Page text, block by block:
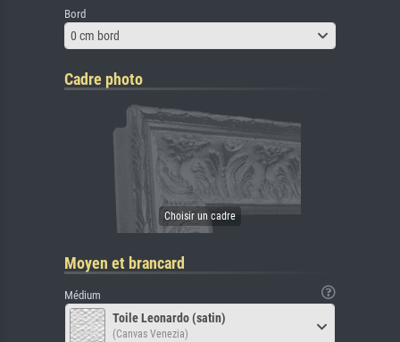
Bord
0 cm bord
Cadre photo
Moyen et brancard
Médium
Toile Leonardo (satin)
(Canvas Venezia)